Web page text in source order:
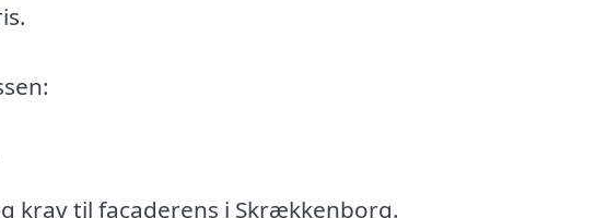
krav til facaderens i Skrækkenborg.